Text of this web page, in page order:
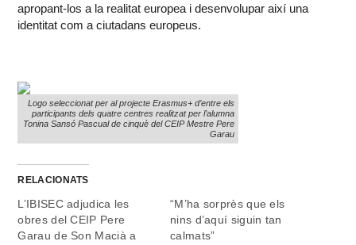
apropant-los a la realitat europea i desenvolupar així una
identitat com a ciutadans europeus.
Logo seleccionat per al projecte Erasmus+ d’entre els
participants dels quatre centres realitzat per l’alumna
Tonina Sansó Pascual de cinquè del CEIP Mestre Pere
Garau
RELACIONATS
L’IBISEC adjudica les
obres del CEIP Pere
Garau de Son Macià a
“M’ha sorprès que els
nins d’aquí siguin tan
calmats”